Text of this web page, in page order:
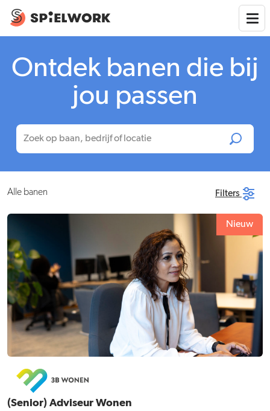
Ontdek banen die bij
jou passen
Alle banen Filters
Nieuw
(Senior) Adviseur Wonen